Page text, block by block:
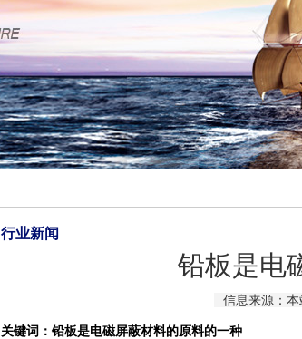
行业新闻
铅板是电
信息来源：
关键词：铅板是电磁屏蔽材料的原料的一种